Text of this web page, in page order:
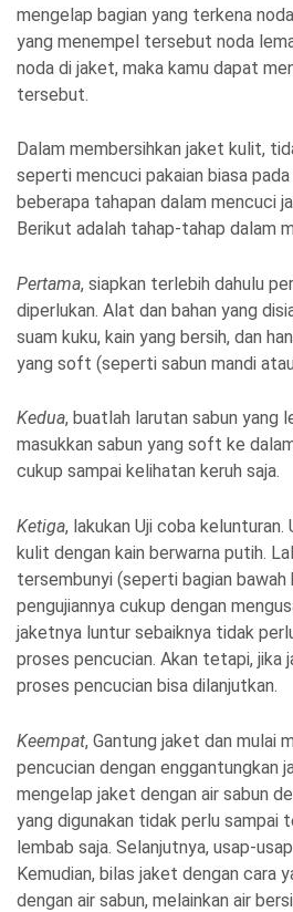
mengelap bagian yang terkena
yang menempel tersebut noda
noda di jaket, maka kamu dapat
tersebut.
Dalam membersihkan jaket kulit,
seperti mencuci pakaian biasa pada
beberapa tahapan dalam mencuci
Berikut adalah tahap-tahap dalam
Pertama, siapkan terlebih dahulu
diperlukan. Alat dan bahan yang
suam kuku, kain yang bersih, dan
yang soft (seperti sabun mandi
Kedua, buatlah larutan sabun yang
masukkan sabun yang soft ke
cukup sampai kelihatan keruh saja.
Ketiga, lakukan Uji coba
kulit dengan kain berwarna putih.
tersembunyi (seperti bagian bawah
pengujiannya cukup dengan
jaketnya luntur sebaiknya tidak
proses pencucian. Akan tetapi, jika
proses pencucian bisa dilanjutkan.
Keempat, Gantung jaket dan mulai
pencucian dengan enggantungkan
mengelap jaket dengan air sabun
yang digunakan tidak perlu sampai
lembab saja. Selanjutnya, usap-
Kemudian, bilas jaket dengan cara
dengan air sabun, melainkan air